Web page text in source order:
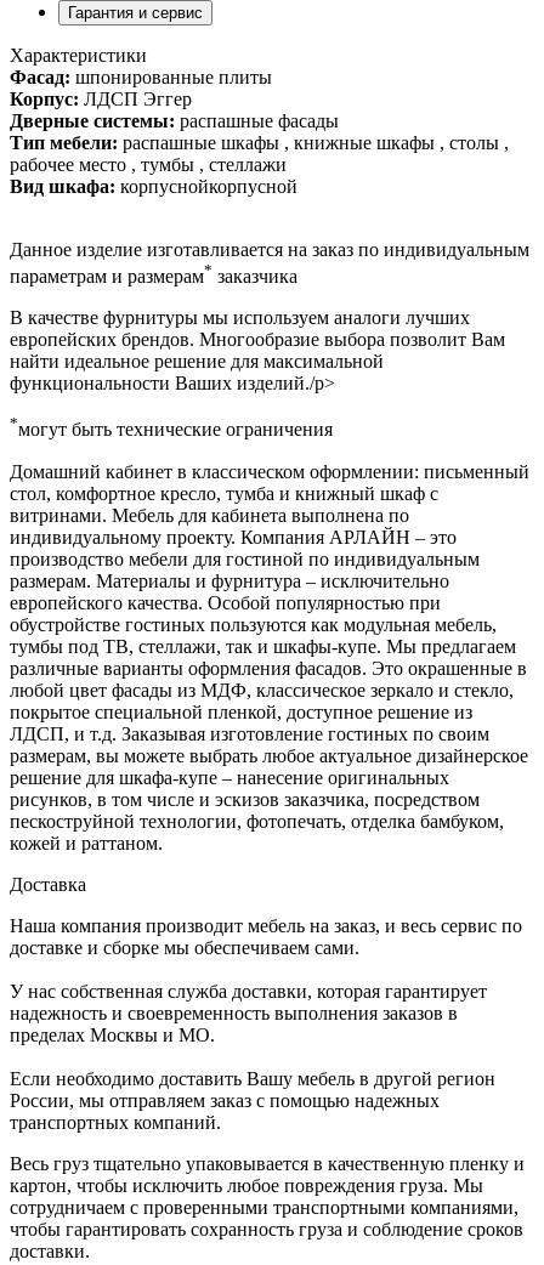
Гарантия и сервис
Характеристики
Фасад: шпонированные плиты
Корпус: ЛДСП Эггер
Дверные системы: распашные фасады
Тип мебели: распашные шкафы , книжные шкафы , столы ,
рабочее место , тумбы , стеллажи
Вид шкафа: корпуснойкорпусной
Данное изделие изготавливается на заказ по индивидуальным
параметрам и размерам* заказчика
В качестве фурнитуры мы используем аналоги лучших
европейских брендов. Многообразие выбора позволит Вам
найти идеальное решение для максимальной
функциональности Ваших изделий./p>
*могут быть технические ограничения
Домашний кабинет в классическом оформлении: письменный
стол, комфортное кресло, тумба и книжный шкаф с
витринами. Мебель для кабинета выполнена по
индивидуальному проекту. Компания АРЛАЙН – это
производство мебели для гостиной по индивидуальным
размерам. Материалы и фурнитура – исключительно
европейского качества. Особой популярностью при
обустройстве гостиных пользуются как модульная мебель,
тумбы под ТВ, стеллажи, так и шкафы-купе. Мы предлагаем
различные варианты оформления фасадов. Это окрашенные в
любой цвет фасады из МДФ, классическое зеркало и стекло,
покрытое специальной пленкой, доступное решение из
ЛДСП, и т.д. Заказывая изготовление гостиных по своим
размерам, вы можете выбрать любое актуальное дизайнерское
решение для шкафа-купе – нанесение оригинальных
рисунков, в том числе и эскизов заказчика, посредством
пескоструйной технологии, фотопечать, отделка бамбуком,
кожей и раттаном.
Доставка
Наша компания производит мебель на заказ, и весь сервис по
доставке и сборке мы обеспечиваем сами.
У нас собственная служба доставки, которая гарантирует
надежность и своевременность выполнения заказов в
пределах Москвы и МО.
Если необходимо доставить Вашу мебель в другой регион
России, мы отправляем заказ с помощью надежных
транспортных компаний.
Весь груз тщательно упаковывается в качественную пленку и
картон, чтобы исключить любое повреждения груза. Мы
сотрудничаем с проверенными транспортными компаниями,
чтобы гарантировать сохранность груза и соблюдение сроков
доставки.